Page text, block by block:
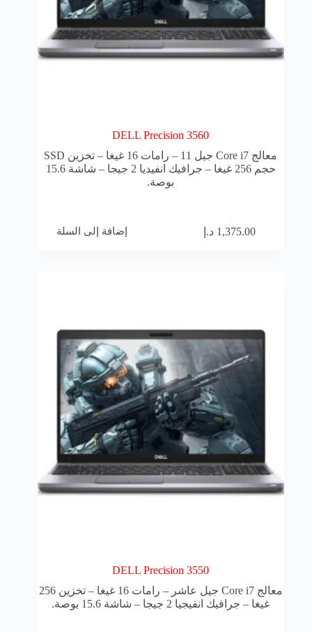
DELL Precision 3560
معالج Core i7 جيل 11 – رامات 16 غيغا – تخزين SSD
حجم 256 غيغا – جرافيك انفيديا 2 جيجا – شاشة 15.6
بوصة.
1,375.00 د.إ إضافة إلى السلة
DELL Precision 3550
معالج Core i7 جيل عاشر – رامات 16 غيغا – تخزين 256
غيغا – جرافيك انفيجيا 2 جيجا – شاشة 15.6 بوصة.